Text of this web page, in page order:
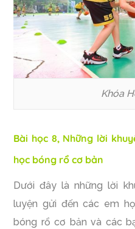
Khóa Học
Bài học 8, Những lời
học bóng rổ cơ bản
Dưới đây là những lời
luyện gửi đến các em
bóng rổ cơ bản và các